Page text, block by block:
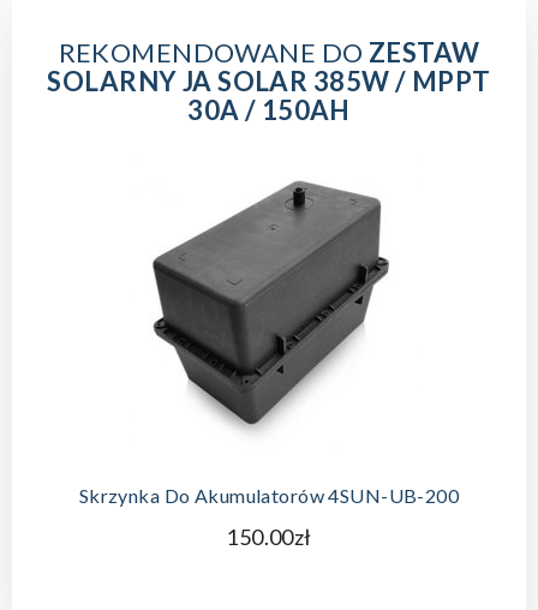
REKOMENDOWANE DO ZESTAW
SOLARNY JA SOLAR 385W / MPPT
30A / 150AH
Skrzynka Do Akumulatorów 4SUN-UB-200
150.00zł